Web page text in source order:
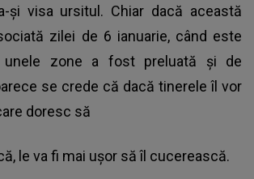
și visa ursitul. Chiar dacă această
zilei de 6 ianuarie, când este
unele zone a fost preluată și de
se crede că dacă tinerele îl vor
doresc să
le va fi mai ușor să îl cucerească.